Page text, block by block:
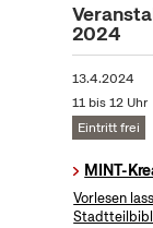
2024
13.4.2024
11 bis 12 Uhr
Eintritt frei
MINT-
Vorlesen